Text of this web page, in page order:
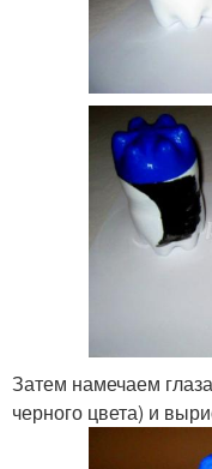
Затем намечаем
черного цвета) и